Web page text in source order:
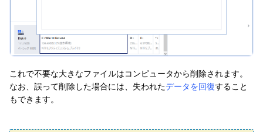
これで不要な大きなファイルはコンピュータから削除されます。
なお、誤って削除した場合には、失われたデータを回復すること
もできます。